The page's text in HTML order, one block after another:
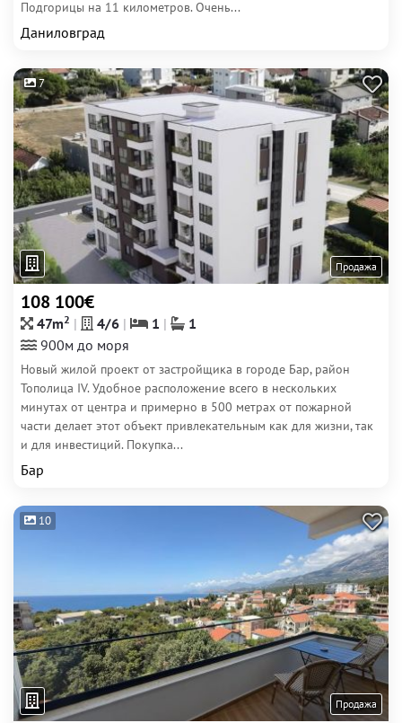
Подгорицы на 11 километров. Очень...
Даниловград
7
Продажа
108 100€
47m2 4/6 1
1
900м до моря
Новый жилой проект от застройщика в городе Бар, район
Тополица IV. Удобное расположение всего в нескольких
минутах от центра и примерно в 500 метрах от пожарной
части делает этот объект привлекательным как для жизни, так
и для инвестиций. Покупка...
Бар
10
Продажа